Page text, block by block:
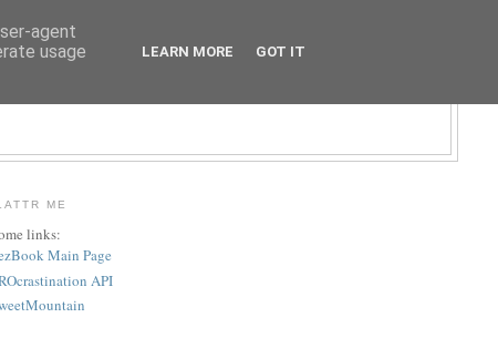
ME
links:
Main Page
API
agent
usage
LEARN MORE GOT IT